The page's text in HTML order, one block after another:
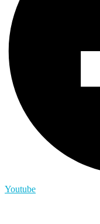
Youtube